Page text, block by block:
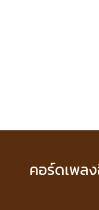
คอร์ดเพล